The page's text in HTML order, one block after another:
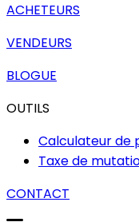
ACHETEURS
VENDEURS
BLOGUE
OUTILS
Calculateur de
Taxe de
CONTACT